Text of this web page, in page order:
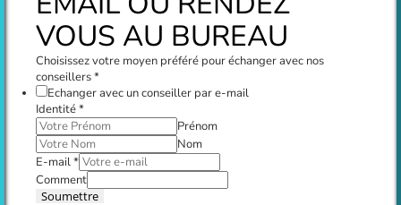
VOUS AU BUREAU
Choisissez votre moyen préféré pour échanger avec nos
conseillers*
Echanger avec un conseiller par e-mail
Identité*
Prénom
Nom
E-mail*
Comment
Soumettre